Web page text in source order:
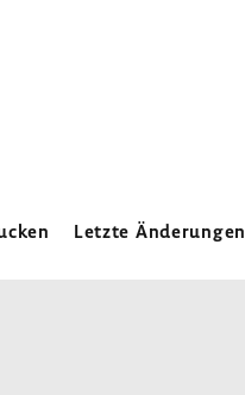
Letzte Änderungen